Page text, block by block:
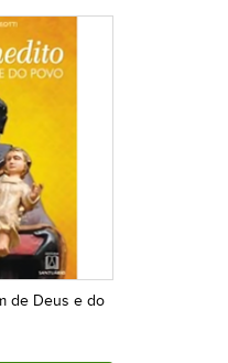
de Deus e do